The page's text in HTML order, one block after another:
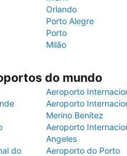
Orlando
Porto Alegre
Porto
Milão
do mundo
Aeroporto
Aeroporto
Merino Benítez
Aeroporto
Angeles
do
Aeroporto do Porto